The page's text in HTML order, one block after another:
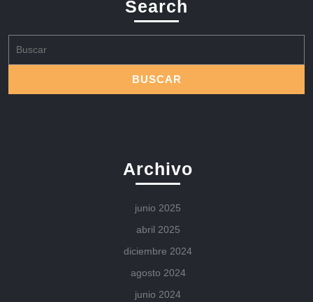
Search
Archivo
junio 2025
abril 2025
diciembre 2024
agosto 2024
junio 2024